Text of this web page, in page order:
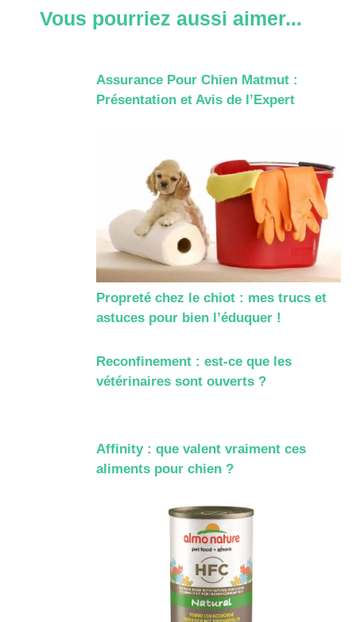
Vous pourriez aussi aimer...
Assurance Pour Chien Matmut :
Présentation et Avis de l’Expert
Propreté chez le chiot : mes trucs et
astuces pour bien l’éduquer !
Reconfinement : est-ce que les
vétérinaires sont ouverts ?
Affinity : que valent vraiment ces
aliments pour chien ?